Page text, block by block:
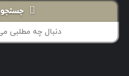
جستجو